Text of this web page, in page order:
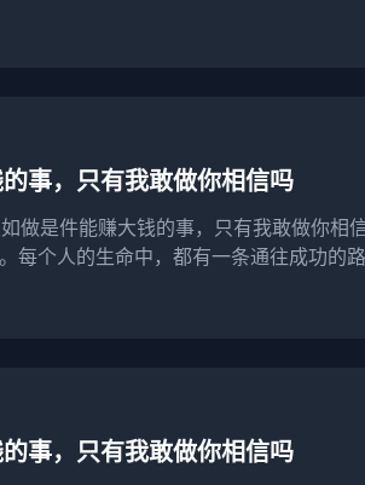
整进行了详细解读，...
事，只有我敢做你相信吗
做是件能赚大钱的事，只有我敢做你相
每个人的生命中，都有一条通往成功的
事，只有我敢做你相信吗